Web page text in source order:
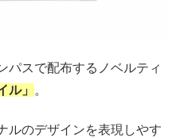
パスで配布するノベルティ
ル」 。
ルのデザインを表現しやす